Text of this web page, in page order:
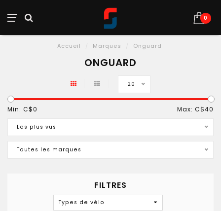
0
Accueil Marques Onguard
ONGUARD
20
Min: C$0 Max: C$40
Les plus vus
Toutes les marques
FILTRES
Types de vélo